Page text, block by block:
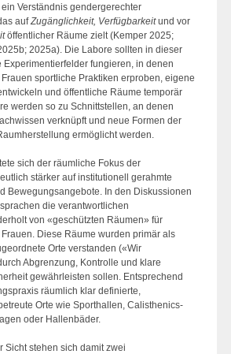
Verständnis gendergerechter
aufZugänglichkeit, Verfügbarkeitund vor
öffentlicher Räume zielt (Kemper 2025;
2025a). Die Labore sollten in dieser
Experimentierfelder fungieren, in denen
sportliche Praktiken erproben, eigene
und öffentliche Räume temporär
werden so zu Schnittstellen, an denen
verknüpft und neue Formen der
ermöglicht werden.
sich der räumliche Fokus der
stärker auf institutionell gerahmte
Bewegungsangebote. In den Diskussionen
die verantwortlichen
von «geschützten Räumen» für
Diese Räume wurden primär als
Orte verstanden («Wir
Abgrenzung, Kontrolle und klare
gewährleisten sollen. Entsprechend
räumlich klar definierte,
Orte wie Sporthallen, Calisthenics-
oder Hallenbäder.
Sicht stehen sich damit zwei